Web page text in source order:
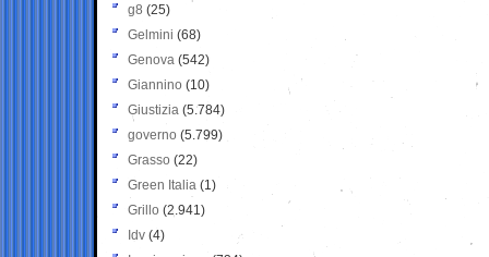
g8 (25)
Gelmini (68)
Genova (542)
Giannino (10)
Giustizia (5.784)
governo (5.799)
Grasso (22)
Green Italia (1)
Grillo (2.941)
Idv (4)